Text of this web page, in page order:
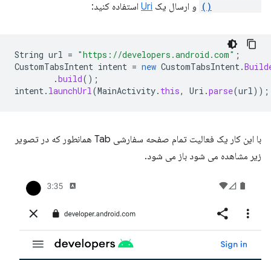
و ارسال یک Uri استفاده کنید:
String url = "https://developers.android.com" ;
CustomTabsIntent intent = new CustomTabsIntent.
.build();
intent. launchUrl(MainActivity. this, Uri .parse(url));
با این کار یک فعالیت تمام صفحه سفارشی Tab همانطور که در تصویر
زیر مشاهده می شود باز می شود.